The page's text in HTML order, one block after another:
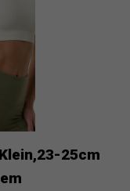
25cm